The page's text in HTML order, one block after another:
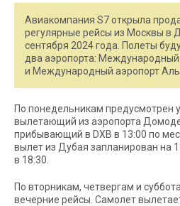
Авиакомпания S7 открыла
регулярные рейсы из Москвы в
сентября 2024 года. Полеты
два аэропорта: Международный
и Международный аэропорт
По понедельникам предусмотрен
вылетающий из аэропорта
прибывающий в DXB в 13:00 по
вылет из Дубая запланирован на
в 18:30.
По вторникам, четвергам и
вечерние рейсы. Самолет